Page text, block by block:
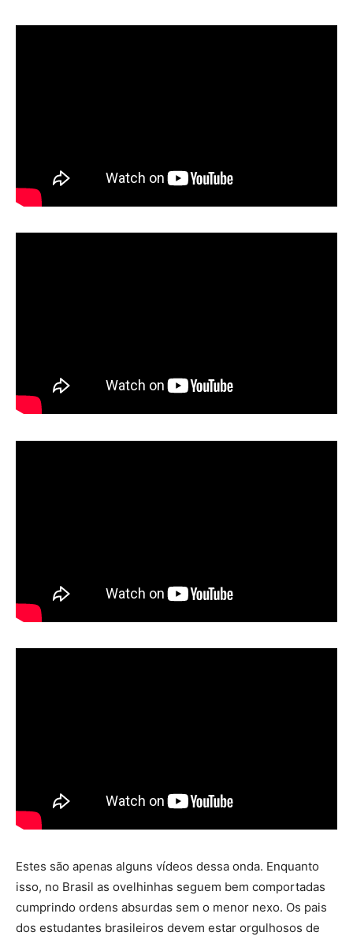
Estes são apenas alguns vídeos dessa onda. Enquanto
isso, no Brasil as ovelhinhas seguem bem comportadas
cumprindo ordens absurdas sem o menor nexo. Os pais
dos estudantes brasileiros devem estar orgulhosos de